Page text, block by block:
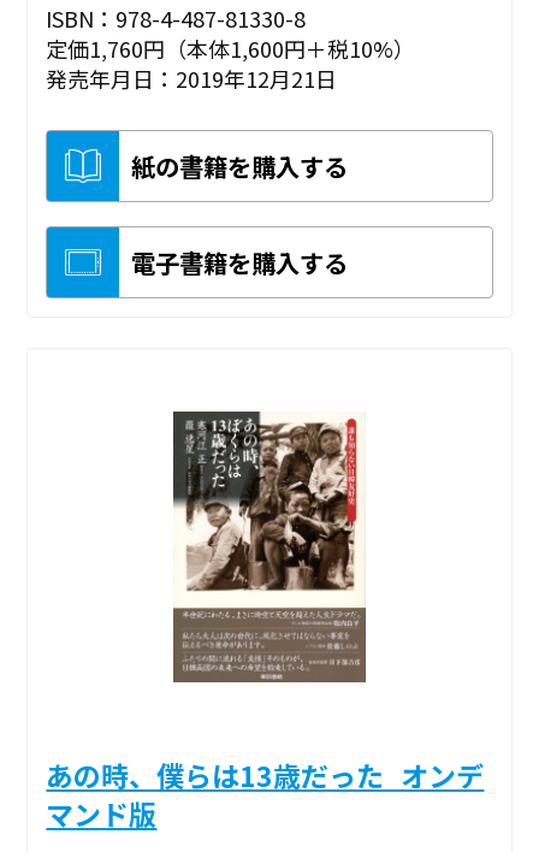
ISBN：978-4-487-81330-8
定価1,760円（本体1,600円＋税10%）
発売年月日：2019年12月21日
紙の書籍を購入する
電子書籍を購入する
あの時、僕らは13歳だった_オンデ
マンド版